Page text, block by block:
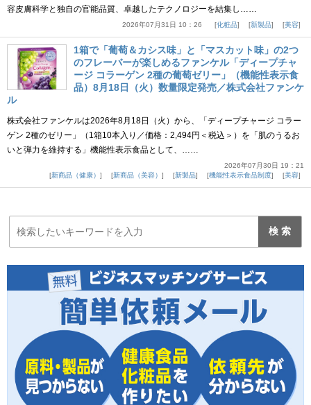
容皮膚科学と独自の官能品質、卓越したテクノロジーを結集し……
2026年07月31日 10：26 化粧品 新製品 美容
1箱で「葡萄＆カシス味」と「マスカット味」の2つ
のフレーバーが楽しめるファンケル「ディープチャ
ージ コラーゲン 2種の葡萄ゼリー」（機能性表示食
品）8月18日（火）数量限定発売／株式会社ファンケ
ル
株式会社ファンケルは2026年8月18日（火）から、「ディープチャージ コラー
ゲン 2種のゼリー」（1箱10本入り／価格：2,494円＜税込＞）を「肌のうるお
いと弾力を維持する」機能性表示食品として、……
2026年07月30日 19：21
新商品（健康）
新商品（美容） 新製品 機能性表示食品制度 美容